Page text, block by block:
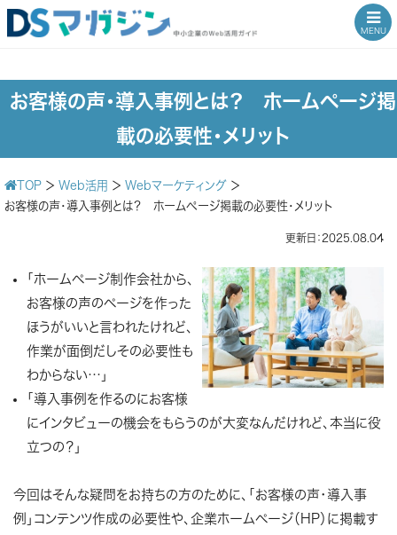
MENU
お客様の声・導入事例とは？ ホームページ掲
載の必要性・メリット
TOP ＞ Web活用 ＞ Webマーケティング ＞
お客様の声・導入事例とは？ ホームページ掲載の必要性・メリット
更新日：2025.08.04
「ホームページ制作会社から、
お客様の声のページを作った
ほうがいいと言われたけれど、
作業が面倒だしその必要性も
わからない…」
「導入事例を作るのにお客様
にインタビューの機会をもらうのが大変なんだけれど、本当に役
立つの？」
今回はそんな疑問をお持ちの方のために、「お客様の声・導入事
例」コンテンツ作成の必要性や、企業ホームページ（HP）に掲載す